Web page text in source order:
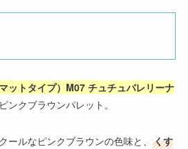
ットタイプ）M07 チュチュバレリーナ
ンクブラウンパレット。
ールなピンクブラウンの色味と、 くす